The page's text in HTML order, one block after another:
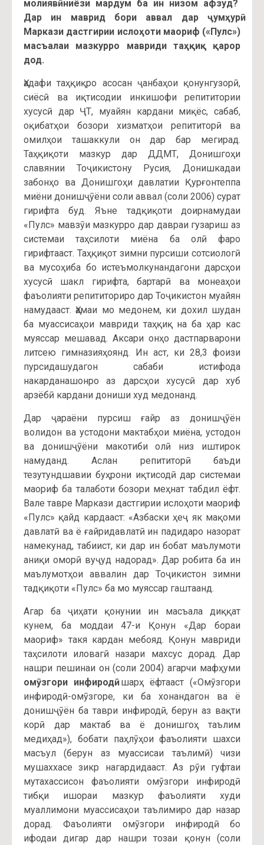
молиявӣ ниёзи мардум ба ин низом афзуд?
Дар ин маврид бори аввал дар ҷумҳурӣ
Маркази дастгирии ислоҳоти маориф («Пулс»)
масъалаи мазкурро мавриди таҳқиқ қарор
дод.
Ҳадафи таҳқиқро асосан ҷанбаҳои қонунгузорӣ,
сиёсӣ ва иқтисодии инкишофи репититории
хусусӣ дар ҶТ, муайян кардани миқёс, сабаб,
оқибатҳои бозори хизматҳои репититорӣ ва
омилҳои ташаккули он дар бар мегирад.
Таҳқиқоти мазкур дар ДДМТ, Донишгоҳи
славянии Тоҷикистону Русия, Донишкадаи
забонҳо ва Донишгоҳи давлатии Қурғонтеппа
миёни донишҷӯёни соли аввал (соли 2006) сурат
гирифта буд. Яъне тадқиқоти доирнамудаи
«Пулс» мавзӯи мазкурро дар давраи гузариш аз
системаи таҳсилоти миёна ба олӣ фаро
гирифтааст. Таҳқиқот зимни пурсиши сотсиологӣ
ва мусоҳиба бо истеъмолкунандагони дарсҳои
хусусӣ шакл гирифта, бартарӣ ва монеаҳои
фаъолияти репититориро дар Тоҷикистон муайян
намудааст. Ҳамаи мо медонем, ки дохил шудан
ба муассисаҳои мавриди таҳқиқ на ба ҳар кас
муяссар мешавад. Аксари онҳо дастпарварони
литсею гимназияҳоянд. Ин аст, ки 28,3 фоизи
пурсидашудагон сабаби истифода
накарданашонро аз дарсҳои хусусӣ дар хуб
арзёбӣ кардани дониши худ медонанд.
Дар ҷараёни пурсиш ғайр аз донишҷӯён
волидон ва устодони мактабҳои миёна, устодон
ва донишҷӯёни макотиби олӣ низ иштирок
намуданд. Аслан репититорӣ баъди
тезутундшавии буҳрони иқтисодӣ дар системаи
маориф ба талаботи бозори меҳнат табдил ёфт.
Вале тавре Маркази дастгирии ислоҳоти маориф
«Пулс» қайд кардааст: «Азбаски ҳеҷ як мақоми
давлатӣ ва ё ғайридавлатӣ ин падидаро назорат
намекунад, табиист, ки дар ин бобат маълумоти
аниқи оморӣ вуҷуд надорад». Дар робита ба ин
маълумотҳои аввалин дар Тоҷикистон зимни
тадқиқоти «Пулс» ба мо муяссар гаштаанд.
Агар ба ҷиҳати қонунии ин масъала диққат
кунем, ба моддаи 47-и Қонун «Дар бораи
маориф» такя кардан мебояд. Қонун мавриди
таҳсилоти иловагӣ назари махсус дорад. Дар
нашри пешинаи он (соли 2004) агарчи мафҳуми
омӯзгори инфиродӣшарҳ ёфтааст («Омӯзгори
инфиродӣ-омӯзгоре, ки ба хонандагон ва ё
донишҷӯён ба таври инфиродӣ, берун аз вақти
корӣ дар мактаб ва ё донишгоҳ таълим
медиҳад»), бобати паҳлӯҳои фаъолияти шахси
масъул (берун аз муассисаи таълимӣ) чизи
мушаххасе зикр нагардидааст. Аз рӯи гуфтаи
мутахассисон фаъолияти омӯзгори инфиродӣ
тибқи ишораи мазкур фаъолияти худи
муаллимони муассисаҳои таълимиро дар назар
дорад. Фаъолияти омӯзгори инфиродӣ бо
ифодаи дигар дар нашри тозаи қонун (соли